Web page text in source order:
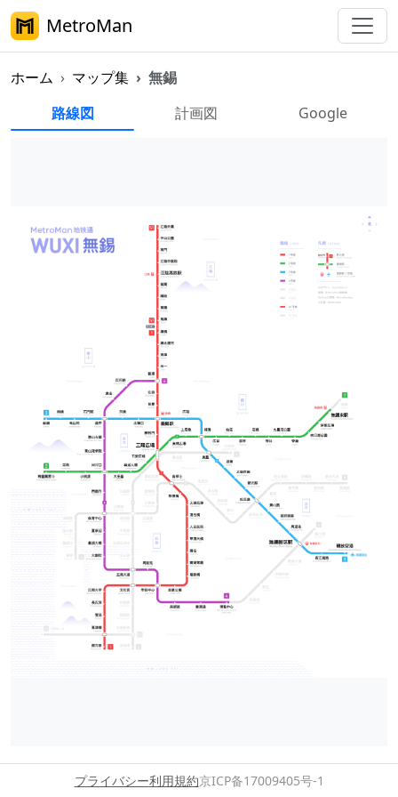
MetroMan
ホーム マップ集 無錫
無錫地下鉄マップ集
路線図 計画図 Google
プライバシー利用規約京ICP备17009405号-1